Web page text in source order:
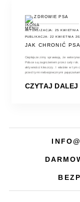
ZDROWIE PSA
AKTUALIZACJA: 25 KWIETNIA
PUBLIKACJA: 22 KWIETNIA
JAK CHRONIĆ
Cieplejsze zimy sprawiają, że
Polsce są zagrożeniem przez cały
aktywności kleszczy. I właśnie w tym
przed tymi niebezpiecznymi
CZYTAJ DALEJ